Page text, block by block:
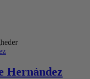
Hernández